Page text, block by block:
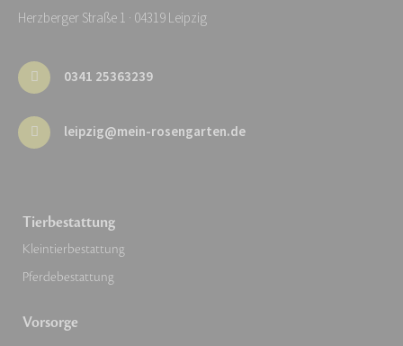
Herzberger Straße 1 · 04319 Leipzig
0341 25363239
leipzig@mein-rosengarten.de
Tierbestattung
Kleintierbestattung
Pferdebestattung
Vorsorge